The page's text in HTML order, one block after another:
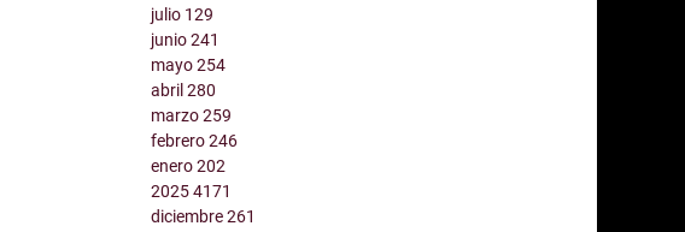
julio 129
junio241
mayo254
abril280
marzo259
febrero246
enero202
20254171
diciembre261